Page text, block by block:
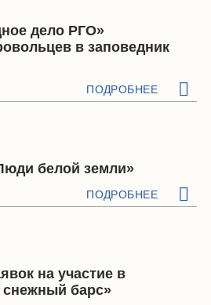
дело РГО»
в заповедник
ПОДРОБНЕЕ
белой земли»
ПОДРОБНЕЕ
на участие в
барс»